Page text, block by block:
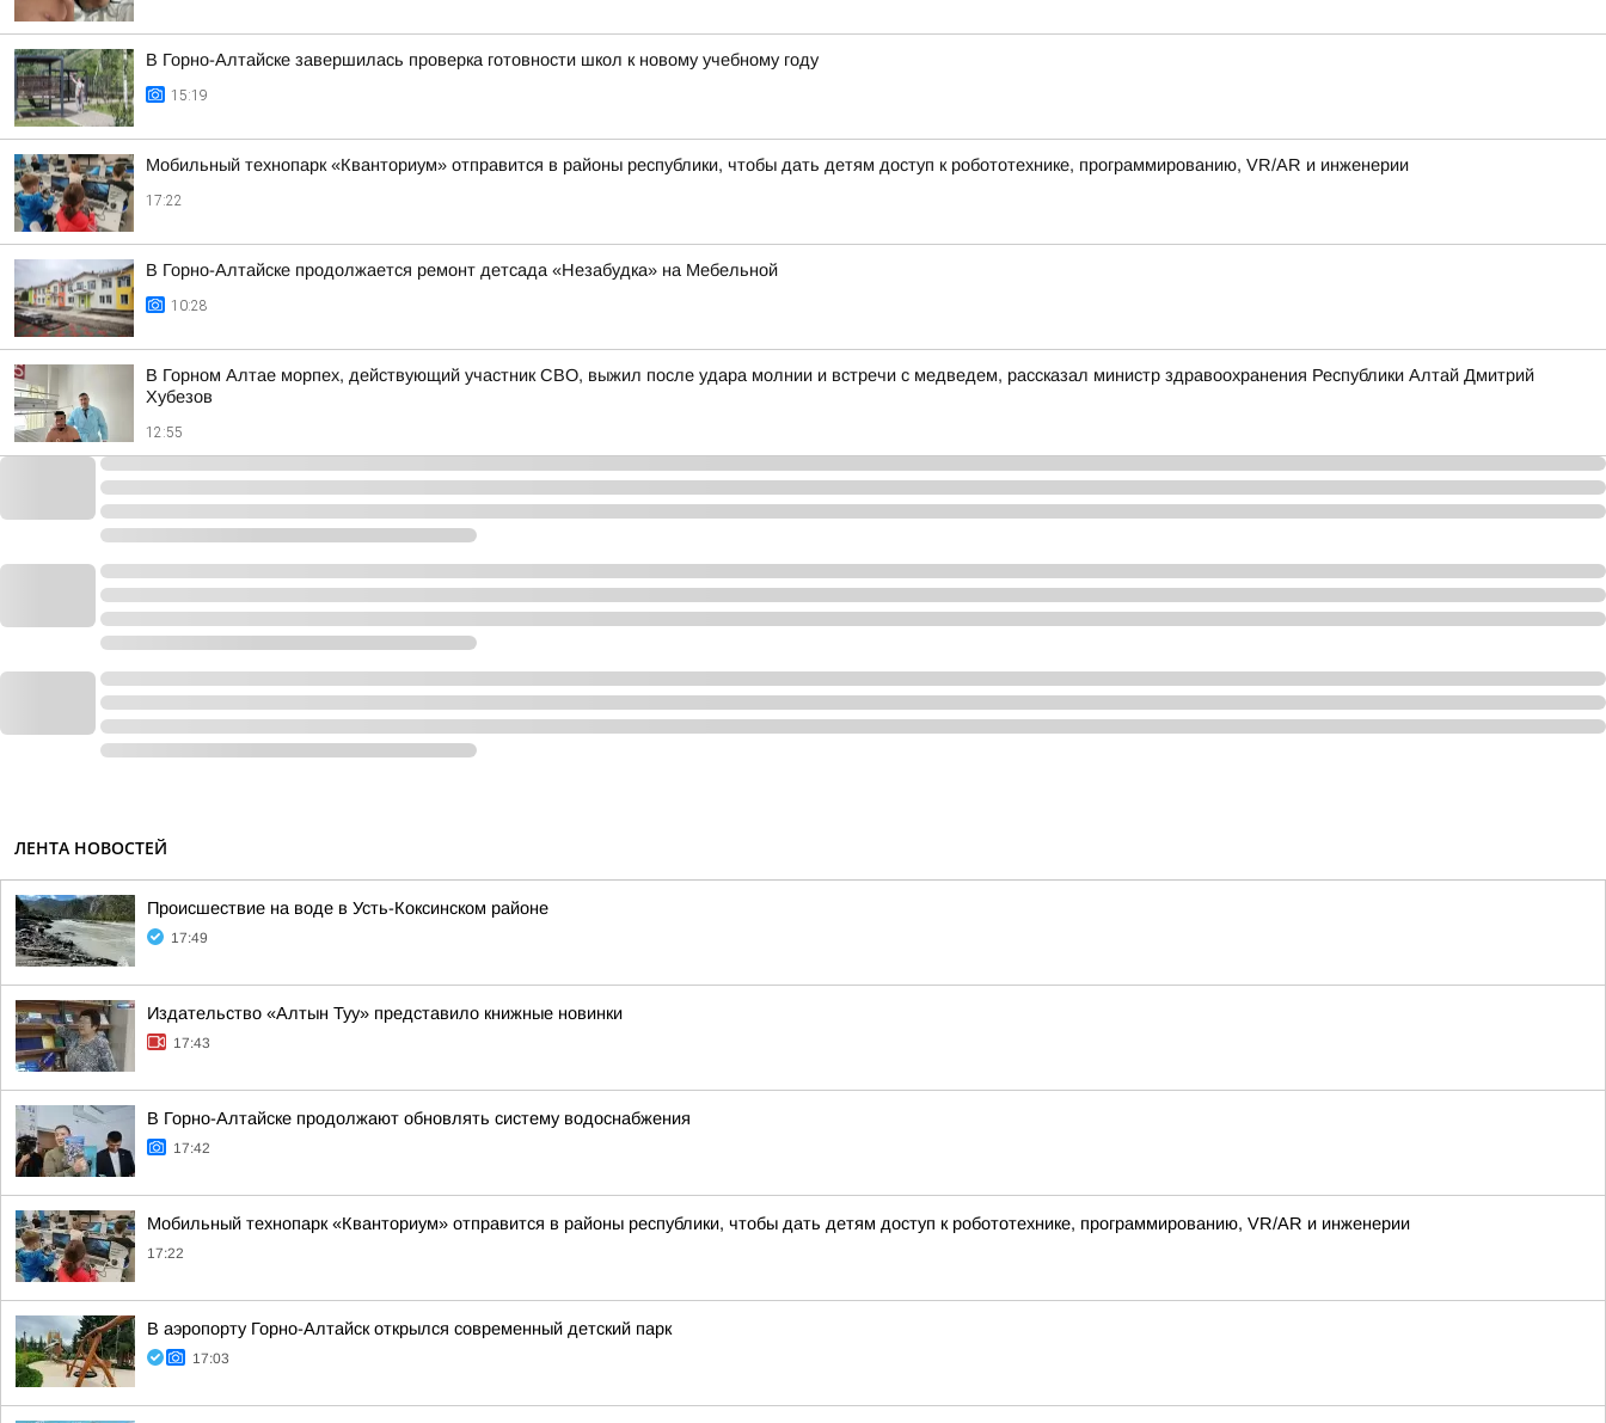
В Горно-Алтайске завершилась проверка готовности школ к новому учебному году
15:19
Мобильный технопарк «Кванториум» отправится в районы республики, чтобы дать детям доступ к робототехнике, программированию, VR/AR и инженерии
17:22
В Горно-Алтайске продолжается ремонт детсада «Незабудка» на Мебельной
10:28
В Горном Алтае морпех, действующий участник СВО, выжил после удара молнии и встречи с медведем, рассказал министр здравоохранения Республики Алтай Дмитрий
Хубезов
12:55
ЛЕНТА НОВОСТЕЙ
Происшествие на воде в Усть-Коксинском районе
17:49
Издательство «Алтын Туу» представило книжные новинки
17:43
В Горно-Алтайске продолжают обновлять систему водоснабжения
17:42
Мобильный технопарк «Кванториум» отправится в районы республики, чтобы дать детям доступ к робототехнике, программированию, VR/AR и инженерии
17:22
В аэропорту Горно-Алтайск открылся современный детский парк
17:03